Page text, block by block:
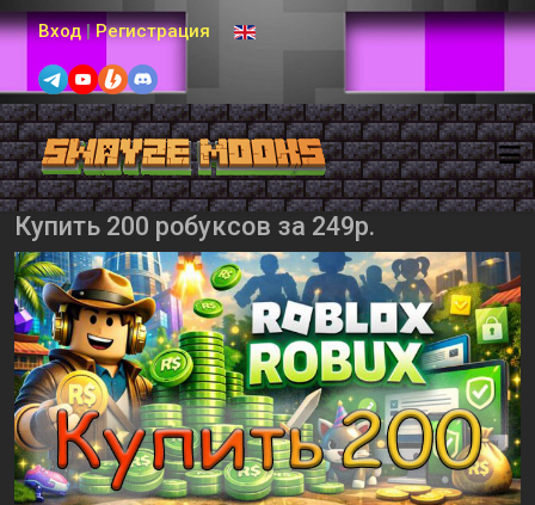
Вход | Регистрация Выберите язык
Купить 200 робуксов за 249р.